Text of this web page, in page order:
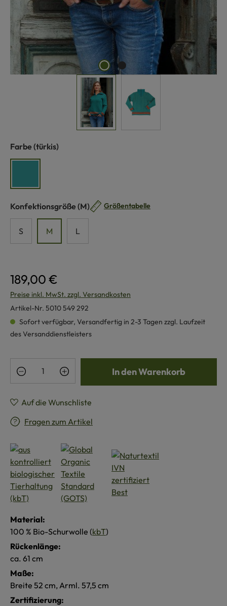
Farbe auswählen
(türkis)
Konfektionsgröße auswählen
(M) Größentabelle
S M L
189,00 €
Preise inkl. MwSt. zzgl. Versandkosten
Artikel-Nr. 5010 549 292
Sofort verfügbar, Versandfertig in 2-3 Tagen zzgl. Laufzeit
des Versanddienstleisters
Produkt Anzahl: Gib den gewünschten
In den Warenkorb
Auf die Wunschliste
Fragen zum Artikel
Material:
100 % Bio-Schurwolle (kbT)
Rückenlänge:
ca. 61 cm
Maße:
Breite 52 cm, Arml. 57,5 cm
Zertifizierung: